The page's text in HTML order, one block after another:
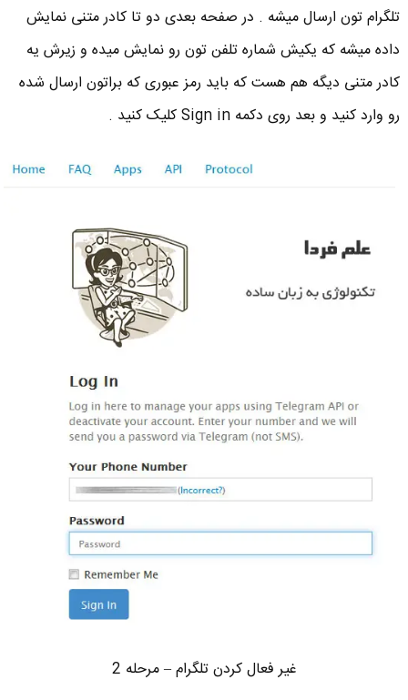
تلگرام تون ارسال میشه . در صفحه بعدی دو تا کادر متنی نمایش
داده میشه که یکیش شماره تلفن تون رو نمایش میده و زیرش یه
کادر متنی دیگه هم هست که باید رمز عبوری که براتون ارسال شده
رو وارد کنید و بعد روی دکمه Sign in کلیک کنید .
غیر فعال کردن تلگرام – مرحله 2